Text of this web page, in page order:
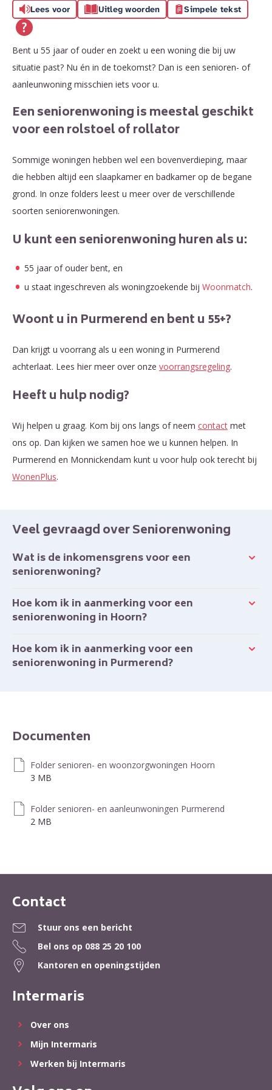
Lees voor Uitleg woorden Simpele tekst
Bent u 55 jaar of ouder en zoekt u een woning die bij uw
situatie past? Nu én in de toekomst? Dan is een senioren- of
aanleunwoning misschien iets voor u.
Een seniorenwoning is meestal geschikt
voor een rolstoel of rollator
Sommige woningen hebben wel een bovenverdieping, maar
die hebben altijd een slaapkamer en badkamer op de begane
grond. In onze folders leest u meer over de verschillende
soorten seniorenwoningen.
U kunt een seniorenwoning huren als u:
55 jaar of ouder bent, en
u staat ingeschreven als woningzoekende bij Woonmatch.
Woont u in Purmerend en bent u 55+?
Dan krijgt u voorrang als u een woning in Purmerend
achterlaat. Lees hier meer over onze voorrangsregeling.
Heeft u hulp nodig?
Wij helpen u graag. Kom bij ons langs of neem contact met
ons op. Dan kijken we samen hoe we u kunnen helpen. In
Purmerend en Monnickendam kunt u voor hulp ook terecht bij
WonenPlus.
Veel gevraagd over Seniorenwoning
Wat is de inkomensgrens voor een
seniorenwoning?
Hoe kom ik in aanmerking voor een
seniorenwoning in Hoorn?
Hoe kom ik in aanmerking voor een
seniorenwoning in Purmerend?
Documenten
Folder senioren- en woonzorgwoningen Hoorn
3 MB
Folder senioren- en aanleunwoningen Purmerend
2 MB
Contactinformatie
Contact
Stuur ons een bericht
Bel ons op 088 25 20 100
Kantoren en openingstijden
Intermaris
Over ons
Mijn Intermaris
Werken bij Intermaris